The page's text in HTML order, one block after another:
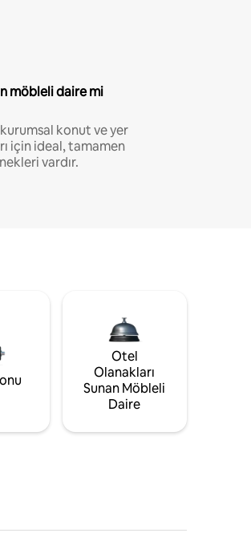
möbleli daire mi
konut ve yer
için ideal, tamamen
vardır.
Otel
Olanakları
Sunan Möbleli
Daire